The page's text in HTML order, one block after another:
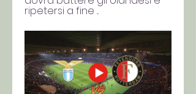
ripetersi a fine ...